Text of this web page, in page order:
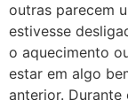
outras parecem
estivesse
o aquecimento
estar em algo
anterior.